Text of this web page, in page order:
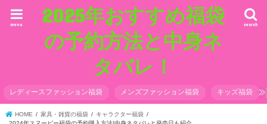
2025年おすすめ福袋
の予約方法と中身ネ
タバレ！
search
menu
レディースファッション福袋 メンズファッション福袋 キッズ福袋
HOME 家具・雑貨の福袋
キャラクター福袋